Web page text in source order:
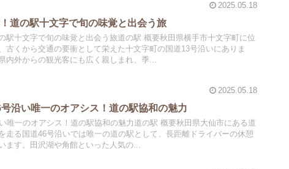
2025.05.18
道の駅十文字で旬の味覚と出会う旅
駅十文字で旬の味覚と出会う旅道の駅 概要秋田県横手市十文字町に位
古くから交通の要衝として栄えた十文字町の国道13号沿いにありま
内外からの観光客にも広く親しまれ、季...
2025.05.18
沿い唯一のオアシス！道の駅協和の魅力
唯一のオアシス！道の駅協和の魅力道の駅 概要秋田県大仙市にある道
走る国道46号沿いでは唯一の道の駅として、長距離ドライバーの休憩
ます。田沢湖や角館といった人気の...